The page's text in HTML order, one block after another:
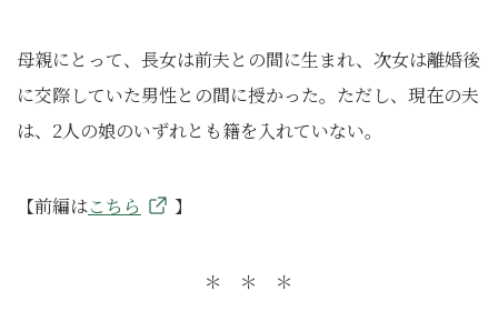
母親にとって、長女は前夫との間に生まれ、次女は離婚後
に交際していた男性との間に授かった。ただし、現在の夫
は、2人の娘のいずれとも籍を入れていない。
【前編はこちら 】
＊ ＊ ＊